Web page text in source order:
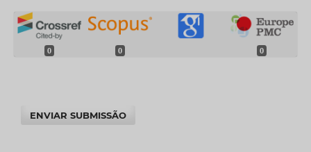
0 0 0
ENVIAR SUBMISSÃO